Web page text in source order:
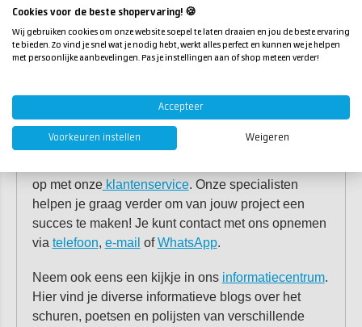
schuurmachine). Beide schuurmachines zijn licht
van gewicht en beschikken over hoge
schuurprestaties.
Meer info over schuren?
Heb je vragen over ons schuurassortiment? Of heb
je advies nodig over het schuren, poetsen en
op met onzeklantenservice. Onze specialisten
helpen je graag verder om van jouw project een
succes te maken! Je kunt contact met ons opnemen
via telefoon, e-mail ofWhatsApp.
Neem ook eens een kijkje in ons informatiecentrum.
Hier vind je diverse informatieve blogs over het
schuren, poetsen en polijsten van verschillende
Cookies voor de beste shopervaring! 🍪
Wij gebruiken cookies om onze website soepel te laten draaien en jou de beste ervaring
te bieden. Zo vind je snel wat je nodig hebt, werkt alles perfect en kunnen we je helpen
met persoonlijke aanbevelingen. Pas je instellingen aan of shop meteen verder!
Accepteer
Voorkeuren instellen Weigeren